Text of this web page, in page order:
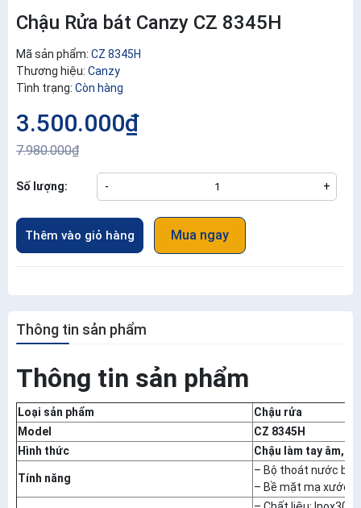
Chậu Rửa bát Canzy CZ 8345H
Mã sản phẩm: CZ 8345H
Thương hiệu: Canzy
Tình trạng: Còn hàng
3.500.000₫
7.980.000₫
Số lượng: - +
Thêm vào giỏ hàng Mua ngay
Thông tin sản phẩm
Thông tin sản phẩm
Loại sản phẩm
Chậu rửa
Model
CZ 8345H
Hình thức
Chậu làm tay âm,
Tính năng
– Bộ thoát nước
– Bề mặt mạ xước